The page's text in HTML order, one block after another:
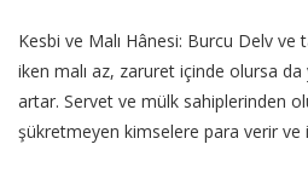
Kesbi ve Malı Hânesi: Burcu Delv ve
iken malı az, zaruret içinde olursa da
artar. Servet ve mülk sahiplerinden
şükretmeyen kimselere para verir ve